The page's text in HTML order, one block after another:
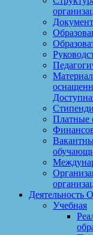
Платные
Деятельность
Учебная